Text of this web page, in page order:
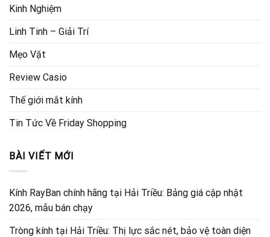
Kinh Nghiệm
Linh Tinh – Giải Trí
Mẹo Vặt
Review Casio
Thế giới mắt kính
Tin Tức Về Friday Shopping
BÀI VIẾT MỚI
Kính RayBan chính hãng tại Hải Triều: Bảng giá cập nhật
2026, mẫu bán chạy
Tròng kính tại Hải Triều: Thị lực sắc nét, bảo vệ toàn diện